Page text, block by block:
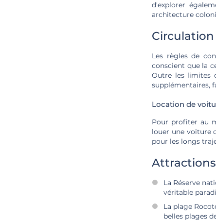
d'explorer
architecture
Les règles de
conscient que la
Outre les limites
supplémentaires,
Location de
Pour profiter au
louer une voiture
pour les longs
La Réserve
véritable
La plage
belles plages